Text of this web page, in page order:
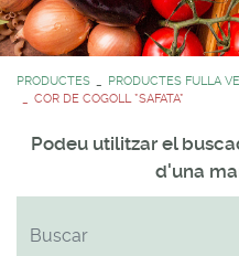
PRODUCTES PRODUCTES FULLA
COR DE COGOLL *SAFATA*
Podeu utilitzar el
d'una